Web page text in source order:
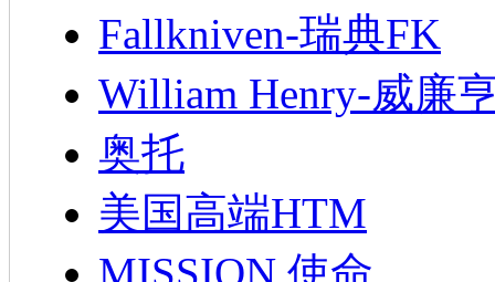
Fallkniven-瑞典FK
William Henry-威廉
奥托
美国高端HTM